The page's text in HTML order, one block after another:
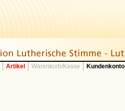
Artikel Warenkorb/Kasse Kundenkonto